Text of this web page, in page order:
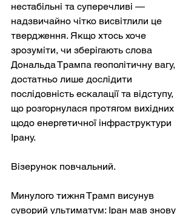
нестабільні та суперечливі —
надзвичайно чітко висвітлили це
твердження. Якщо хтось хоче
зрозуміти, чи зберігають слова
Дональда Трампа геополітичну вагу,
достатньо лише дослідити
послідовність ескалації та відступу,
що розгорнулася протягом вихідних
щодо енергетичної інфраструктури
Ірану.
Візерунок повчальний.
Минулого тижня Трамп висунув
суворий ультиматум: Іран мав знову